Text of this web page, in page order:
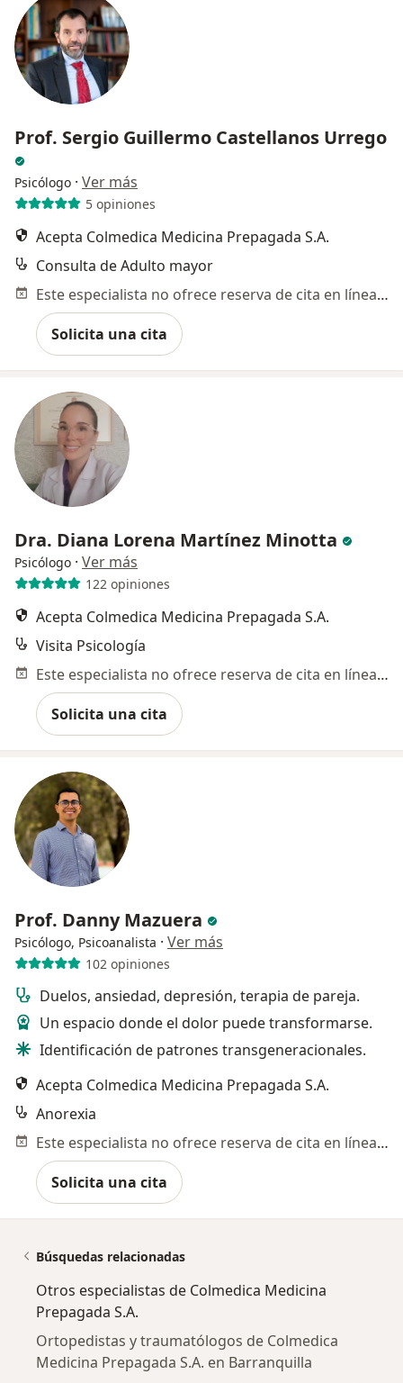
Prof. Sergio Guillermo Castellanos Urrego
Psicólogo · Ver más
5 opiniones
Acepta Colmedica Medicina Prepagada S.A.
Consulta de Adulto mayor
Este especialista no ofrece reserva de cita en línea en esta dirección.
Solicita una cita
Dra. Diana Lorena Martínez Minotta
Psicólogo · Ver más
122 opiniones
Acepta Colmedica Medicina Prepagada S.A.
Visita Psicología
Este especialista no ofrece reserva de cita en línea en esta dirección.
Solicita una cita
Prof. Danny Mazuera
Psicólogo, Psicoanalista · Ver más
102 opiniones
Duelos, ansiedad, depresión, terapia de pareja.
Un espacio donde el dolor puede transformarse.
Identificación de patrones transgeneracionales.
Acepta Colmedica Medicina Prepagada S.A.
Anorexia
Este especialista no ofrece reserva de cita en línea en esta dirección.
Solicita una cita
Búsquedas relacionadas
Otros especialistas de Colmedica Medicina
Prepagada S.A.
Ortopedistas y traumatólogos de Colmedica
Medicina Prepagada S.A. en Barranquilla